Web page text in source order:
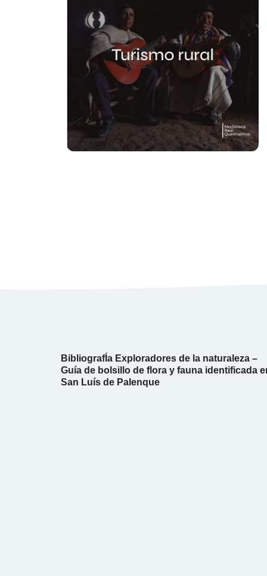
BibliografÍa Exploradores de la naturaleza –
Guía de bolsillo de flora y fauna identificada
San Luís de Palenque